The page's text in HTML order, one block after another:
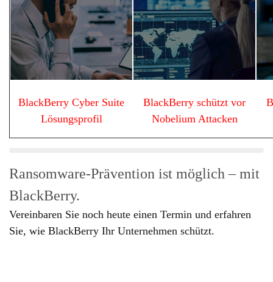
BlackBerry Cyber Suite
Lösungsprofil
BlackBerry schützt vor
Nobelium Attacken
Ransomware-Prävention ist möglich – mit
BlackBerry.
Vereinbaren Sie noch heute einen Termin und erfahren
Sie, wie BlackBerry Ihr Unternehmen schützt.